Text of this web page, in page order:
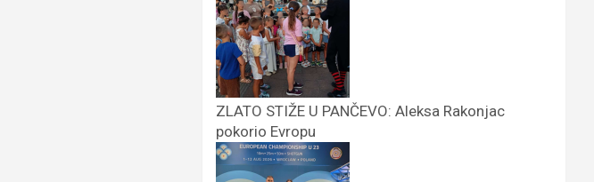
ZLATO STIŽE U PANČEVO: Aleksa Rakonjac
pokorio Evropu